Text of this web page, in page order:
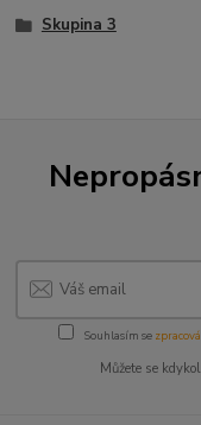
Skupina 3
Souhlasím se
Můžete se